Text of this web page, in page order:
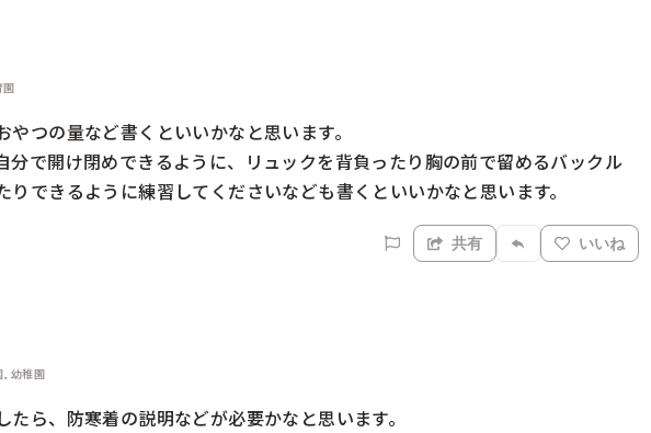
園
つの量など書くといいかなと思います。
分で開け閉めできるように、リュックを背負ったり胸の前で留めるバックル
りできるように練習してくださいなども書くといいかなと思います。
共有 いいね
, 幼稚園
ら、防寒着の説明などが必要かなと思います。